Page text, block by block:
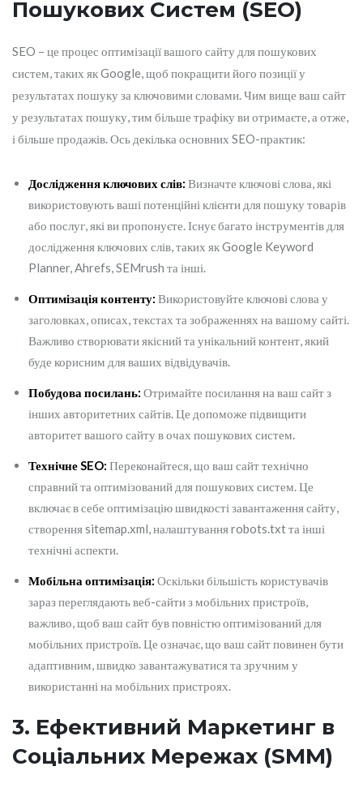
Пошукових Систем (SEO)
SEO – це процес оптимізації вашого сайту для пошукових
систем, таких як Google, щоб покращити його позиції у
результатах пошуку за ключовими словами. Чим вище ваш сайт
у результатах пошуку, тим більше трафіку ви отримаєте, а отже,
і більше продажів. Ось декілька основних SEO-практик:
Дослідження ключових слів: Визначте ключові слова, які
використовують ваші потенційні клієнти для пошуку товарів
або послуг, які ви пропонуєте. Існує багато інструментів для
дослідження ключових слів, таких як Google Keyword
Planner, Ahrefs, SEMrush та інші.
Оптимізація контенту: Використовуйте ключові слова у
заголовках, описах, текстах та зображеннях на вашому сайті.
Важливо створювати якісний та унікальний контент, який
буде корисним для ваших відвідувачів.
Побудова посилань: Отримайте посилання на ваш сайт з
інших авторитетних сайтів. Це допоможе підвищити
авторитет вашого сайту в очах пошукових систем.
Технічне SEO: Переконайтеся, що ваш сайт технічно
справний та оптимізований для пошукових систем. Це
включає в себе оптимізацію швидкості завантаження сайту,
створення sitemap.xml, налаштування robots.txt та інші
технічні аспекти.
Мобільна оптимізація: Оскільки більшість користувачів
зараз переглядають веб-сайти з мобільних пристроїв,
важливо, щоб ваш сайт був повністю оптимізований для
мобільних пристроїв. Це означає, що ваш сайт повинен бути
адаптивним, швидко завантажуватися та зручним у
використанні на мобільних пристроях.
3. Ефективний Маркетинг в
Соціальних Мережах (SMM)